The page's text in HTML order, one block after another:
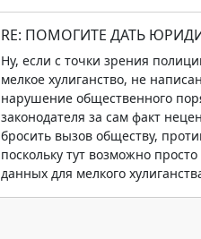
RE: ПОМОГИТЕ ДАТЬ
Ну, если с точки зрения
мелкое хулиганство, не
нарушение общественного
законодателя за сам факт
бросить вызов обществу,
поскольку тут возможно
данных для мелкого